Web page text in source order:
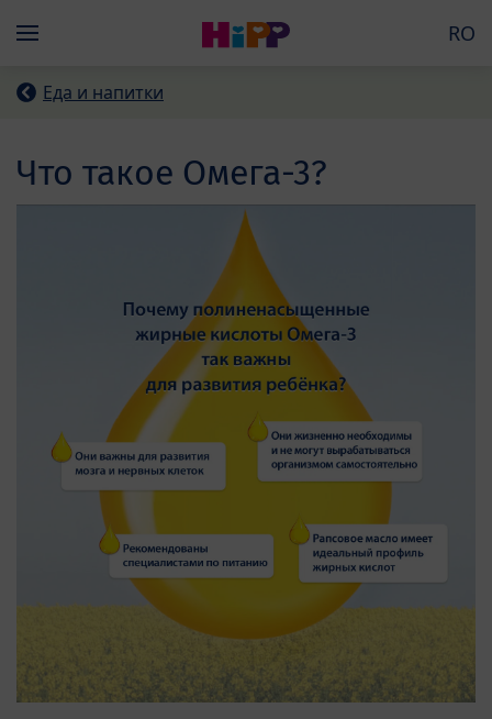
Menü RO
Еда и напитки
Что такое Омега-3?